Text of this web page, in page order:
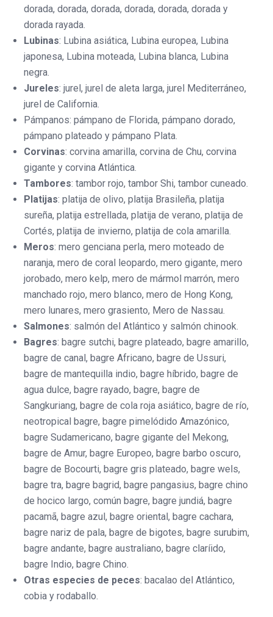
dorada, dorada, dorada, dorada, dorada, dorada y
dorada rayada.
Lubinas: Lubina asiática, Lubina europea, Lubina
japonesa, Lubina moteada, Lubina blanca, Lubina
negra.
Jureles: jurel, jurel de aleta larga, jurel Mediterráneo,
jurel de California.
Pámpanos: pámpano de Florida, pámpano dorado,
pámpano plateado y pámpano Plata.
Corvinas: corvina amarilla, corvina de Chu, corvina
gigante y corvina Atlántica.
Tambores: tambor rojo, tambor Shi, tambor cuneado.
Platijas: platija de olivo, platija Brasileña, platija
sureña, platija estrellada, platija de verano, platija de
Cortés, platija de invierno, platija de cola amarilla.
Meros: mero genciana perla, mero moteado de
naranja, mero de coral leopardo, mero gigante, mero
jorobado, mero kelp, mero de mármol marrón, mero
manchado rojo, mero blanco, mero de Hong Kong,
mero lunares, mero grasiento, Mero de Nassau.
Salmones: salmón del Atlántico y salmón chinook.
Bagres: bagre sutchi, bagre plateado, bagre amarillo,
bagre de canal, bagre Africano, bagre de Ussuri,
bagre de mantequilla indio, bagre híbrido, bagre de
agua dulce, bagre rayado, bagre, bagre de
Sangkuriang, bagre de cola roja asiático, bagre de río,
neotropical bagre, bagre pimelódido Amazónico,
bagre Sudamericano, bagre gigante del Mekong,
bagre de Amur, bagre Europeo, bagre barbo oscuro,
bagre de Bocourti, bagre gris plateado, bagre wels,
bagre tra, bagre bagrid, bagre pangasius, bagre chino
de hocico largo, común bagre, bagre jundiá, bagre
pacamã, bagre azul, bagre oriental, bagre cachara,
bagre nariz de pala, bagre de bigotes, bagre surubim,
bagre andante, bagre australiano, bagre claríido,
bagre Indio, bagre Chino.
Otras especies de peces: bacalao del Atlántico,
cobia y rodaballo.